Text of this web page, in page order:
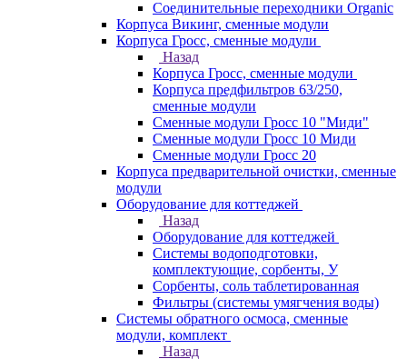
Соединительные переходники Organic
Корпуса Викинг, сменные модули
Корпуса Гросс, сменные модули
Назад
Корпуса Гросс, сменные модули
Корпуса предфильтров 63/250,
сменные модули
Сменные модули Гросс 10 "Миди"
Сменные модули Гросс 10 Миди
Сменные модули Гросс 20
Корпуса предварительной очистки, сменные
модули
Оборудование для коттеджей
Назад
Оборудование для коттеджей
Системы водоподготовки,
комплектующие, сорбенты, У
Сорбенты, соль таблетированная
Фильтры (системы умягчения воды)
Системы обратного осмоса, сменные
модули, комплект
Назад